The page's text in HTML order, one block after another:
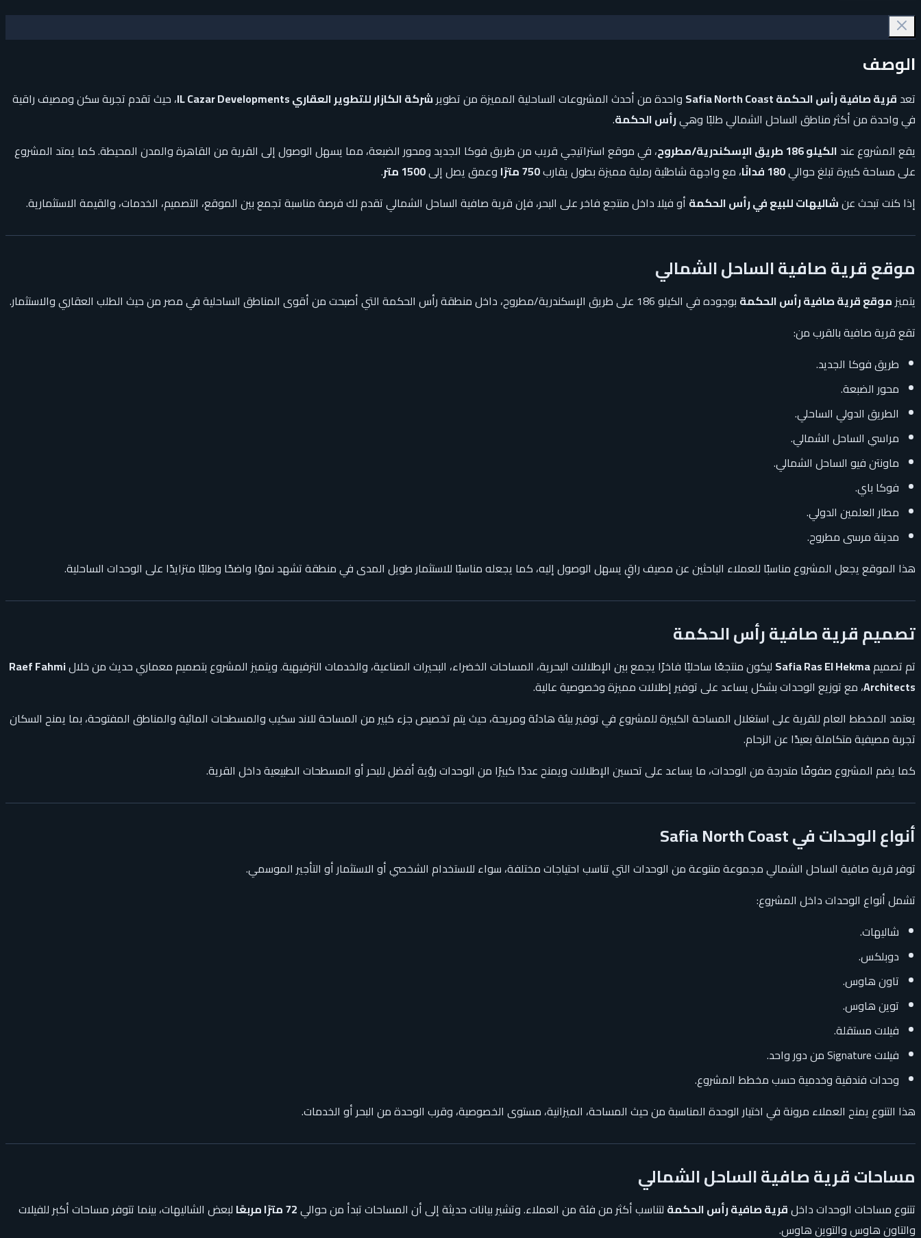
الوصف
تعد قرية صافية رأس الحكمة Safia North Coast واحدة من أحدث المشروعات الساحلية المميزة من تطويرشركة الكازار للتطوير العقاري IL Cazar Developments
، حيث تقدم تجربة سكن ومصيف راقية
في واحدة من أكثر مناطق الساحل الشمالي طلبًا وهيرأس الحكمة.
يقع المشروع عند الكيلو 186 طريق الإسكندرية/مطروح
، في موقع استراتيجي قريب من طريق فوكا الجديد ومحور الضبعة، مما يسهل الوصول إلى القرية من القاهرة والمدن المحيطة. كما يمتد المشروع
على مساحة كبيرة تبلغ حوالي180 فدانًا ، مع واجهة شاطئية رملية مميزة بطول يقارب750 مترًا وعمق يصل إلى1500 متر
.
إذا كنت تبحث عنشاليهات للبيع في رأس الحكمة أو فيلا داخل منتجع فاخر على البحر، فإن قرية صافية الساحل الشمالي تقدم لك فرصة مناسبة تجمع بين الموقع، التصميم، الخدمات، والقيمة الاستثمارية.
موقع قرية صافية الساحل الشمالي
يتميزموقع قرية صافية رأس الحكمة بوجوده في الكيلو 186 على طريق الإسكندرية/مطروح، داخل منطقة رأس الحكمة التي أصبحت من أقوى المناطق الساحلية في مصر من حيث الطلب العقاري والاستثمار.
تقع قرية صافية بالقرب من:
طريق فوكا الجديد.
محور الضبعة.
الطريق الدولي الساحلي.
مراسي الساحل الشمالي.
ماونتن فيو الساحل الشمالي.
فوكا باي.
مطار العلمين الدولي.
مدينة مرسى مطروح.
هذا الموقع يجعل المشروع مناسبًا للعملاء الباحثين عن مصيف راقٍ يسهل الوصول إليه، كما يجعله مناسبًا للاستثمار طويل المدى في منطقة تشهد نموًا واضحًا وطلبًا متزايدًا على الوحدات الساحلية.
تصميم قرية صافية رأس الحكمة
تم تصميمSafia Ras El Hekma ليكون منتجعًا ساحليًا فاخرًا يجمع بين الإطلالات البحرية، المساحات الخضراء، البحيرات الصناعية، والخدمات الترفيهية. ويتميز المشروع بتصميم معماري حديث من خلالRaef Fahmi
Architects، مع توزيع الوحدات بشكل يساعد على توفير إطلالات مميزة وخصوصية عالية.
يعتمد المخطط العام للقرية على استغلال المساحة الكبيرة للمشروع في توفير بيئة هادئة ومريحة، حيث يتم تخصيص جزء كبير من المساحة للاند سكيب والمسطحات المائية والمناطق المفتوحة، بما يمنح السكان
تجربة مصيفية متكاملة بعيدًا عن الزحام.
كما يضم المشروع صفوفًا متدرجة من الوحدات، ما يساعد على تحسين الإطلالات ويمنح عددًا كبيرًا من الوحدات رؤية أفضل للبحر أو المسطحات الطبيعية داخل القرية.
أنواع الوحدات في Safia North Coast
توفر قرية صافية الساحل الشمالي مجموعة متنوعة من الوحدات التي تناسب احتياجات مختلفة، سواء للاستخدام الشخصي أو الاستثمار أو التأجير الموسمي.
تشمل أنواع الوحدات داخل المشروع:
شاليهات.
دوبلكس.
تاون هاوس.
توين هاوس.
فيلات مستقلة.
فيلات Signature من دور واحد.
وحدات فندقية وخدمية حسب مخطط المشروع.
هذا التنوع يمنح العملاء مرونة في اختيار الوحدة المناسبة من حيث المساحة، الميزانية، مستوى الخصوصية، وقرب الوحدة من البحر أو الخدمات.
مساحات قرية صافية الساحل الشمالي
تتنوع مساحات الوحدات داخلقرية صافية رأس الحكمة لتناسب أكثر من فئة من العملاء. وتشير بيانات حديثة إلى أن المساحات تبدأ من حوالي72 مترًا مربعًا
لبعض الشاليهات، بينما تتوفر مساحات أكبر للفيلات
والتاون هاوس والتوين هاوس.